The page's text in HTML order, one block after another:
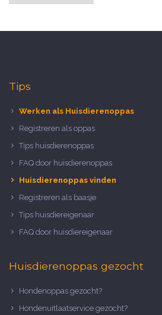
Tips
Werken als Huisdierenoppas
Registreren als oppas
Tips huisdierenoppas
FAQ door huisdierenoppas
Huisdierenoppas vinden
Registreren als baasje
Tips huisdiereigenaar
FAQ door huisdiereigenaar
Huisdierenoppas gezocht
Hondenoppas gezocht?
Hondenuitlaatservice gezocht?